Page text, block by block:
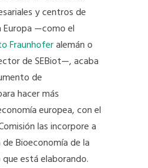
y centros de
—como el
Fraunhoferalemán o
de SEBiot—, acaba
de
hacer más
europea, con el
las incorpore a
Bioeconomía de la
que está elaborando.